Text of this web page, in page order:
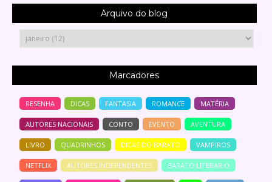
Arquivo do blog
Marcadores
RESENHA DICAS FANTASIA ROMANCE MATÉRIA
AUTORES NACIONAIS CONTO EVENTO AVENTURA
LIVRO QUADRINHOS DICAS DO BARATO VAMPIROS
NETFLIX AUTORES INDEPENDENTES BARATO LITERARIO